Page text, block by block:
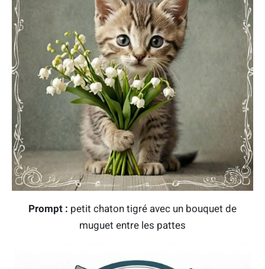
Prompt : petit chaton tigré avec un bouquet de
muguet entre les pattes